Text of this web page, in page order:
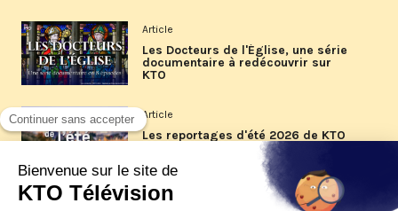
Article
Les Docteurs de l'Église, une série
documentaire à redécouvrir sur
KTO
Article
Les reportages d'été 2026 de KTO
Article